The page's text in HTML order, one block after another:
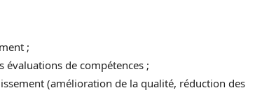
;
évaluations de compétences ;
(amélioration de la qualité, réduction des